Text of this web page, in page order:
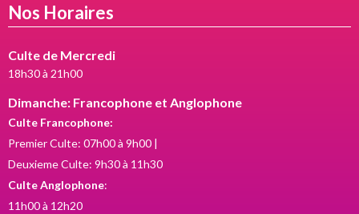
Nos Horaires
Culte de Mercredi
18h30 à 21h00
Dimanche: Francophone et Anglophone
Culte Francophone:
Premier Culte: 07h00 à 9h00 |
Deuxieme Culte: 9h30 à 11h30
Culte Anglophone:
11h00 à 12h20